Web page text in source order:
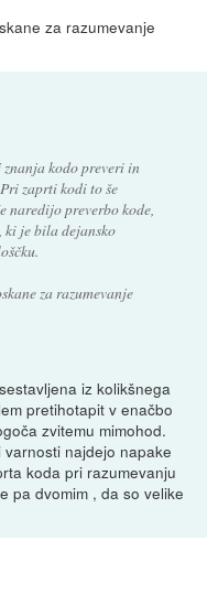
za razumevanje
kodo preveri in
zaprti kodi to še
naredijo preverbo kode,
ki je bila dejansko
za razumevanje
iz kolikšnega
pretihotapit v enačbo
zvitemu mimohod.
najdejo napake
koda pri razumevanju
pa dvomim , da so velike